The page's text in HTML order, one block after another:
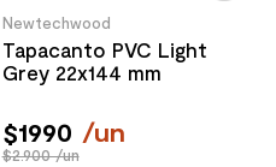
Newtechwood
Tapacanto PVC Light
Grey 22x144 mm
$1990 /un
$2.900 /un